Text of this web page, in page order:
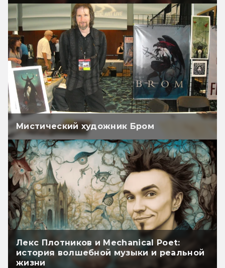
Мистический художник Бром
Лекс Плотников и Mechanical Poet:
история волшебной музыки и реальной
жизни